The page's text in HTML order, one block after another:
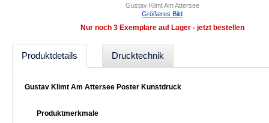
Gustav Klimt Am Attersee
Größeres Bild
Nur noch 3 Exemplare auf Lager - jetzt bestellen
Produktdetails Drucktechnik
Gustav Klimt Am Attersee Poster Kunstdruck
Produktmerkmale